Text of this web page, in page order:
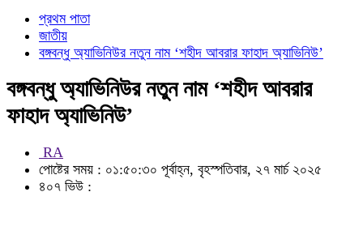
প্রথম পাতা
জাতীয়
বঙ্গবন্ধু অ্যাভিনিউর নতুন নাম ‘শহীদ আবরার ফাহাদ অ্যাভিনিউ’
বঙ্গবন্ধু অ্যাভিনিউর নতুন নাম ‘শহীদ আবরার
ফাহাদ অ্যাভিনিউ’
RA
পোষ্টের সময় : ০১:৫০:৩০ পূর্বাহ্ন, বৃহস্পতিবার, ২৭ মার্চ ২০২৫
৪০৭ ভিউ :